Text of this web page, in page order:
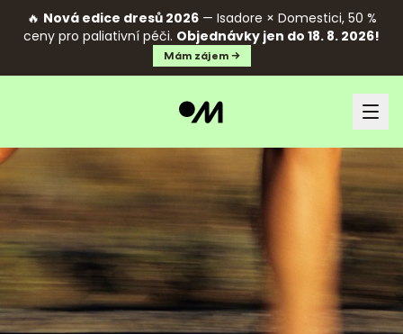
🔥 Nová edice dresů 2026— Isadore × Domestici, 50 %
ceny pro paliativní péči. Objednávky jen do 18. 8. 2026!
Mám zájem →